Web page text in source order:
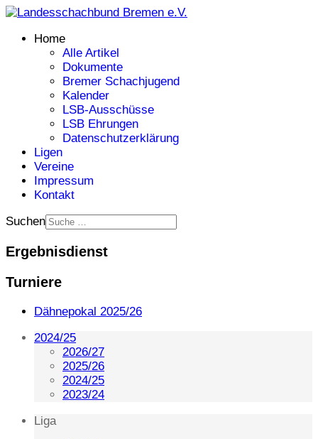
Home
Alle Artikel
Dokumente
Bremer Schachjugend
Kalender
LSB-Ausschüsse
LSB Ehrungen
Datenschutzerklärung
Ligen
Vereine
Impressum
Kontakt
Suchen
Ergebnisdienst
Turniere
Dähnepokal 2025/26
2024/25
2026/27
2025/26
2024/25
2023/24
Liga